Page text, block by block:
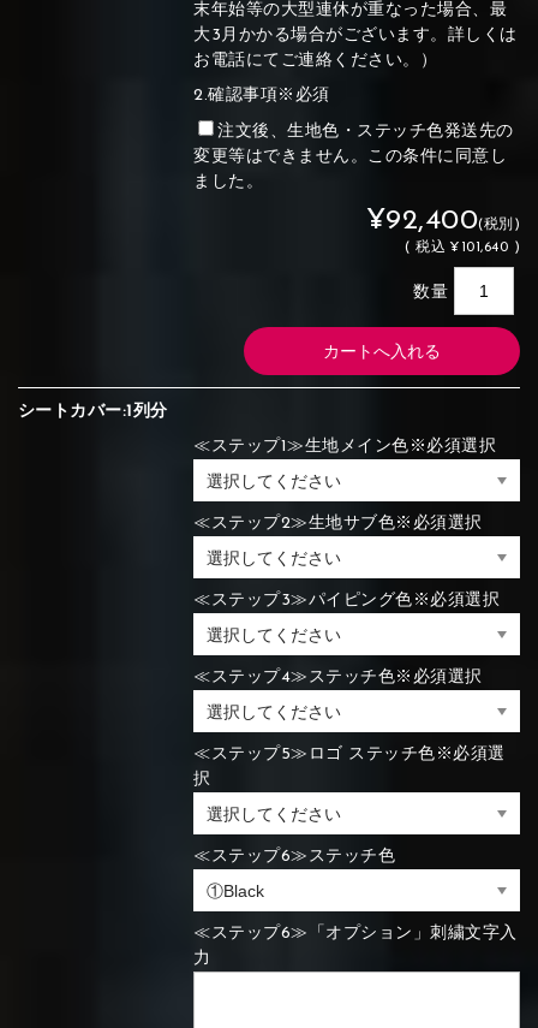
末年始等の大型連休が重なった場合、最
大3月かかる場合がございます。詳しくは
お電話にてご連絡ください。）
2.確認事項※必須
注文後、生地色・ステッチ色発送先の
変更等はできません。この条件に同意し
ました。
¥92,400(税別)
(税込 ¥101,640 )
数量
シートカバー:1列分
≪ステップ1≫生地メイン色※必須選択
≪ステップ2≫生地サブ色※必須選択
≪ステップ3≫パイピング色※必須選択
≪ステップ4≫ステッチ色※必須選択
≪ステップ5≫ロゴ ステッチ色※必須選
択
≪ステップ6≫ステッチ色
≪ステップ6≫「オプション」刺繍文字入
力